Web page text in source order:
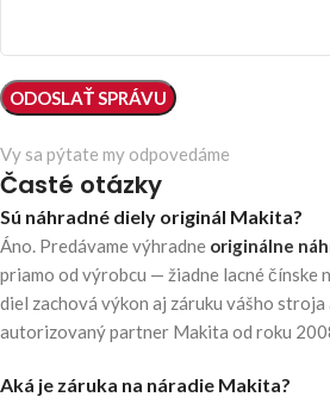
Vy sa pýtate my odpovedáme
Časté otázky
Sú náhradné diely originál Makita?
Áno. Predávame výhradne originálne
priamo od výrobcu — žiadne lacné čínske
diel zachová výkon aj záruku vášho stroja
autorizovaný partner Makita od roku
Aká je záruka na náradie Makita?